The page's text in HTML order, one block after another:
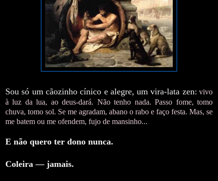
Sou só um cãozinho cínico e alegre, um vira-lata zen: vivo
à luz da lua, ao deus-dará. Não tenho nada. Passo fome, tomo
chuva, tomo sol. Se me agradam, abano o rabo e faço festa. Mas, se
me batem ou me ofendem, fujo de mansinho...
E não quero ter dono nunca.
Coleira — jamais.